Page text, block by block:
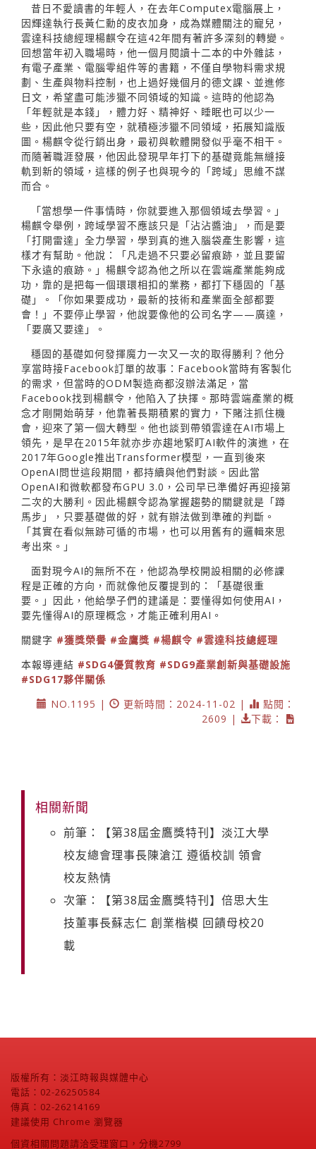
昔日不愛讀書的年輕人，在去年Computex電腦展上，
因輝達執行長黃仁勳的皮衣加身，成為媒體關注的寵兒，
雲達科技總經理楊麒令在這42年間有著許多深刻的轉變。
回想當年初入職場時，他一個月閱讀十二本的中外雜誌，
有電子產業、電腦零組件等的書籍，不僅自學物料需求規
劃、生產與物料控制，也上過好幾個月的德文課、並進修
日文，希望盡可能涉獵不同領域的知識。這時的他認為
「年輕就是本錢」，體力好、精神好、睡眠也可以少一
些，因此他只要有空，就積極涉獵不同領域，拓展知識版
圖。楊麒令從行銷出身，最初與軟體開發似乎毫不相干。
而隨著職涯發展，他因此發現早年打下的基礎竟能無縫接
軌到新的領域，這樣的例子也與現今的「跨域」思維不謀
而合。
「當想學一件事情時，你就要進入那個領域去學習。」
楊麒令舉例，跨域學習不應該只是「沾沾醬油」，而是要
「打開雷達」全力學習，學到真的進入腦袋產生影響，這
樣才有幫助。他說：「凡走過不只要必留痕跡，並且要留
下永遠的痕跡。」楊麒令認為他之所以在雲端產業能夠成
功，靠的是把每一個環環相扣的業務，都打下穩固的「基
礎」。「你如果要成功，最新的技術和產業面全部都要
會！」不要停止學習，他說要像他的公司名字——廣達，
「要廣又要達」。
穩固的基礎如何發揮魔力一次又一次的取得勝利？他分
享當時接Facebook訂單的故事：Facebook當時有客製化
的需求，但當時的ODM製造商都沒辦法滿足，當
Facebook找到楊麒令，他陷入了抉擇。那時雲端產業的概
念才剛開始萌芽，他靠著長期積累的實力，下賭注抓住機
會，迎來了第一個大轉型。他也談到帶領雲達在AI巿場上
領先，是早在2015年就亦步亦趨地緊盯AI軟件的演進，在
2017年Google推出Transformer模型，一直到後來
OpenAI問世這段期間，都持續與他們對談。因此當
OpenAI和微軟都發布GPU 3.0，公司早已準備好再迎接第
二次的大勝利。因此楊麒令認為掌握趨勢的關鍵就是「蹲
馬步」，只要基礎做的好，就有辦法做到準確的判斷。
「其實在看似無跡可循的市場，也可以用舊有的邏輯來思
考出來。」
面對現今AI的無所不在，他認為學校開設相關的必修課
程是正確的方向，而就像他反覆提到的：「基礎很重
要。」因此，他給學子們的建議是：要懂得如何使用AI，
要先懂得AI的原理概念，才能正確利用AI。
關鍵字 #獲獎榮譽 #金鷹獎 #楊麒令 #雲達科技總經理
本報導連結 #SDG4優質教育 #SDG9產業創新與基礎設施
#SDG17夥伴關係
NO.1195 |
更新時間：2024-11-02 |
點閱：
2609 |
下載：
相關新聞
前筆：【第38屆金鷹獎特刊】淡江大學
校友總會理事長陳滄江 遵循校訓 領會
校友熱情
次筆：【第38屆金鷹獎特刊】倍思大生
技董事長蘇志仁 創業楷模 回饋母校20
載
版權所有：淡江時報與媒體中心
電話：02-26250584
傳真：02-26214169
建議使用 Chrome 瀏覽器
個資相關問題請洽受理窗口，分機2799